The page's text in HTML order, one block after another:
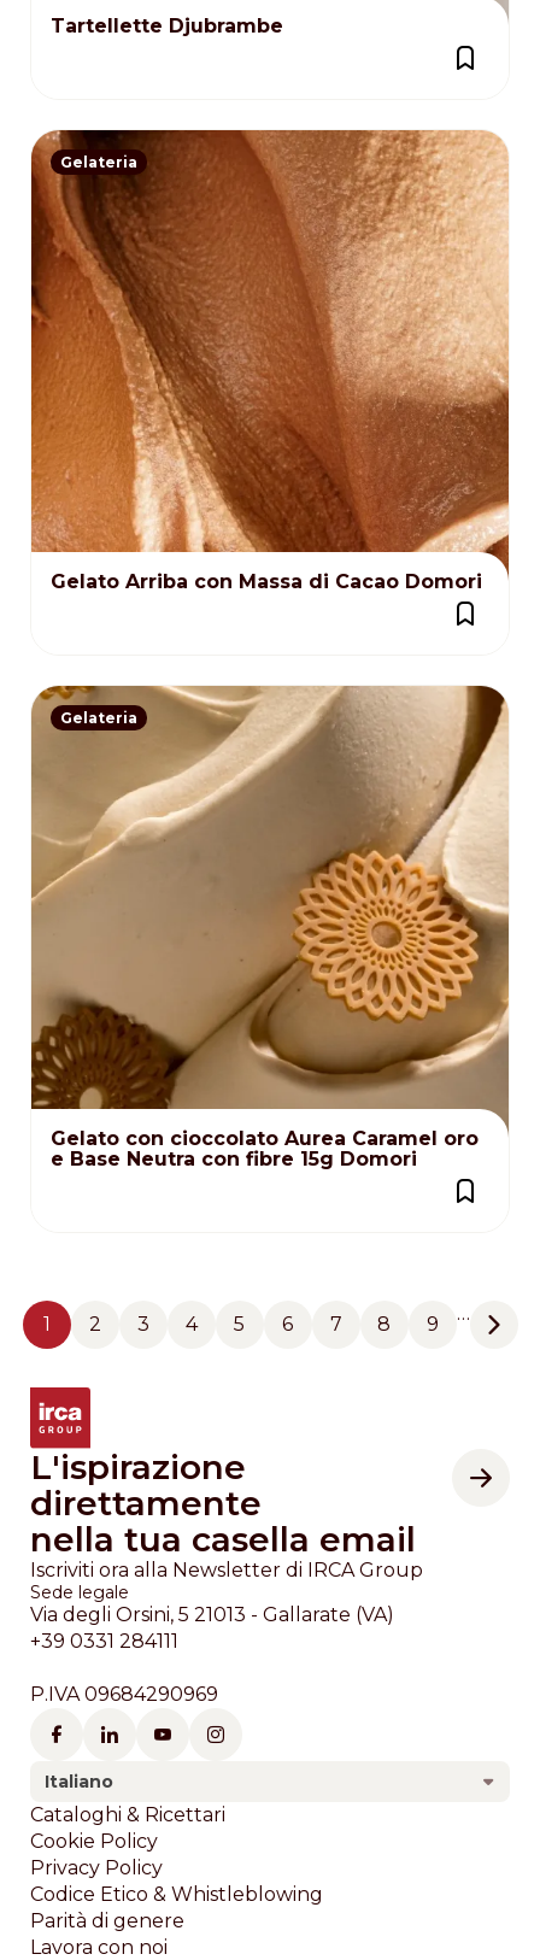
Tartellette Djubrambe
Gelateria
Gelato Arriba con Massa di Cacao Domori
Gelateria
Gelato con cioccolato Aurea Caramel oro
e Base Neutra con fibre 15g Domori
Pagina
1 Pagina
2 Pagina
3 Pagina
4 Pagina
5 Pagina
6 Pagina
7 Pagina
8 Pagina
9
…
L'ispirazione
direttamente
nella tua casella email
Iscriviti ora alla Newsletter di IRCA Group
Sede legale
Via degli Orsini, 5 21013 - Gallarate (VA)
+39 0331 284111
P.IVA 09684290969
Italiano
Footer
Cataloghi & Ricettari
Cookie Policy
Privacy Policy
Codice Etico & Whistleblowing
Parità di genere
Lavora con noi